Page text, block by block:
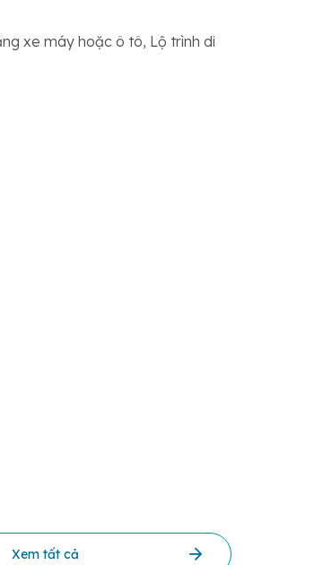
xe máy hoặc ô tô, Lộ trình di
Xem tất cả